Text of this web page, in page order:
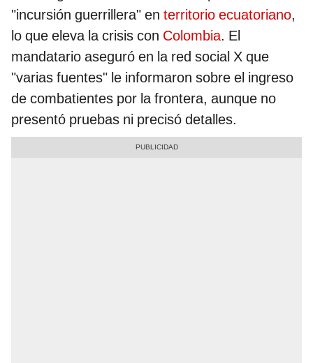
"incursión guerrillera" en territorio ecuatoriano,
lo que eleva la crisis con Colombia. El
mandatario aseguró en la red social X que
"varias fuentes" le informaron sobre el ingreso
de combatientes por la frontera, aunque no
presentó pruebas ni precisó detalles.